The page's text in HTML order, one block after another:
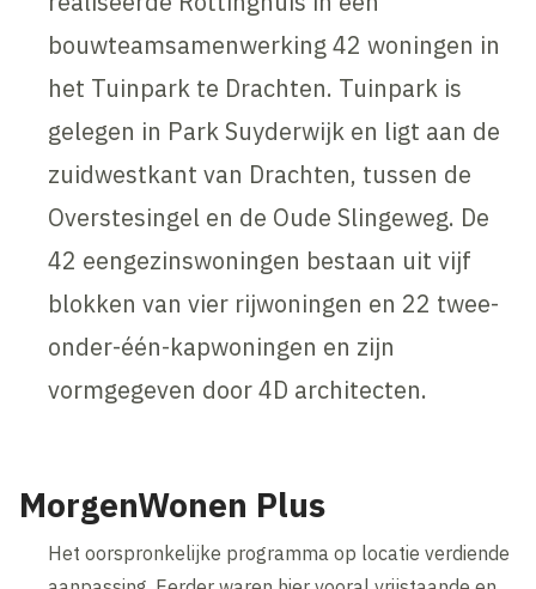
bouwteamsamenwerking 42 woningen in
het Tuinpark te Drachten. Tuinpark is
gelegen in Park Suyderwijk en ligt aan de
zuidwestkant van Drachten, tussen de
Overstesingel en de Oude Slingeweg. De
42 eengezinswoningen bestaan uit vijf
blokken van vier rijwoningen en 22 twee-
onder-één-kapwoningen en zijn
vormgegeven door 4D architecten.
MorgenWonen Plus
Het oorspronkelijke programma op locatie verdiende